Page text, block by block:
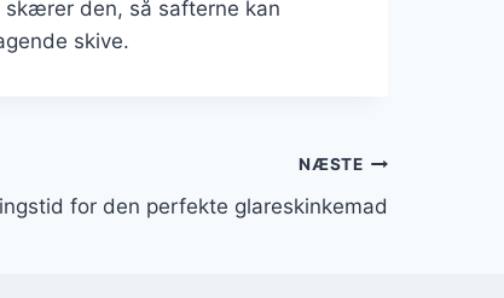
den, så safterne kan
skive.
NÆSTE
for den perfekte glareskinkemad